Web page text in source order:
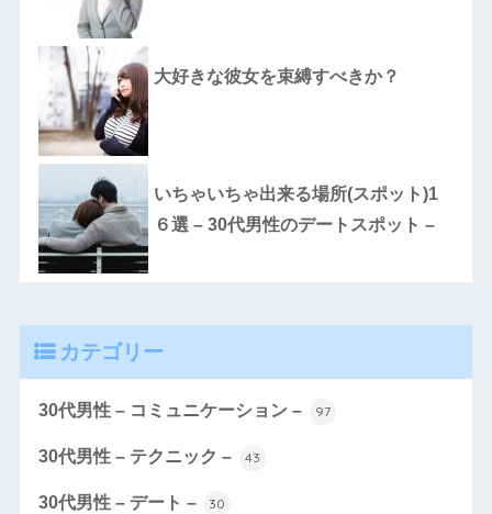
大好きな彼女を束縛すべきか？
いちゃいちゃ出来る場所(スポット)1
６選 – 30代男性のデートスポット –
カテゴリー
30代男性 – コミュニケーション – 97
30代男性 – テクニック – 43
30代男性 – デート – 30